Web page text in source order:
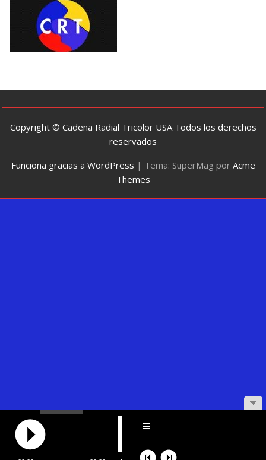
Copyright © Cadena Radial Tricolor USA Todos los derechos
reservados
Funciona gracias a WordPress | Tema: SuperMag por Acme
Themes